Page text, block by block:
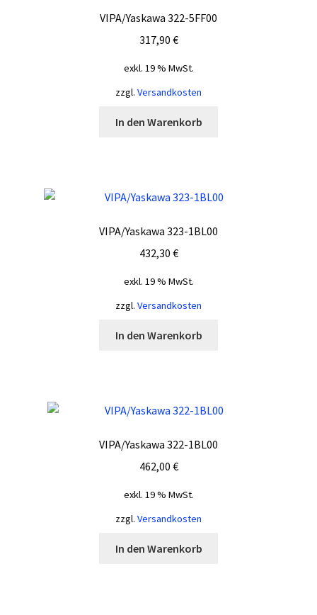
VIPA/Yaskawa 322-5FF00
317,90 €
exkl. 19 % MwSt.
zzgl. Versandkosten
In den Warenkorb
VIPA/Yaskawa 323-1BL00
432,30 €
exkl. 19 % MwSt.
zzgl. Versandkosten
In den Warenkorb
VIPA/Yaskawa 322-1BL00
462,00 €
exkl. 19 % MwSt.
zzgl. Versandkosten
In den Warenkorb